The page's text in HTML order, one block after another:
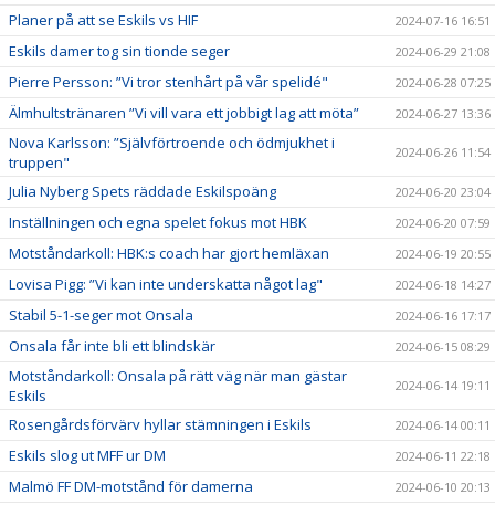
Planer på att se Eskils vs HIF 2024-07-16 16:51
Eskils damer tog sin tionde seger 2024-06-29 21:08
Pierre Persson: ”Vi tror stenhårt på vår spelidé" 2024-06-28 07:25
Älmhultstränaren ”Vi vill vara ett jobbigt lag att möta” 2024-06-27 13:36
Nova Karlsson: ”Självförtroende och ödmjukhet i
truppen"
2024-06-26 11:54
Julia Nyberg Spets räddade Eskilspoäng 2024-06-20 23:04
Inställningen och egna spelet fokus mot HBK 2024-06-20 07:59
Motståndarkoll: HBK:s coach har gjort hemläxan 2024-06-19 20:55
Lovisa Pigg: ”Vi kan inte underskatta något lag" 2024-06-18 14:27
Stabil 5-1-seger mot Onsala 2024-06-16 17:17
Onsala får inte bli ett blindskär 2024-06-15 08:29
Motståndarkoll: Onsala på rätt väg när man gästar
Eskils
2024-06-14 19:11
Rosengårdsförvärv hyllar stämningen i Eskils 2024-06-14 00:11
Eskils slog ut MFF ur DM 2024-06-11 22:18
Malmö FF DM-motstånd för damerna 2024-06-10 20:13